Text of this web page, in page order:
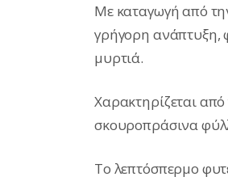
Με καταγωγή από
γρήγορη ανάπτυξη,
μυρτιά.
Χαρακτηρίζεται
σκουροπράσινα
Το λεπτόσπερμο